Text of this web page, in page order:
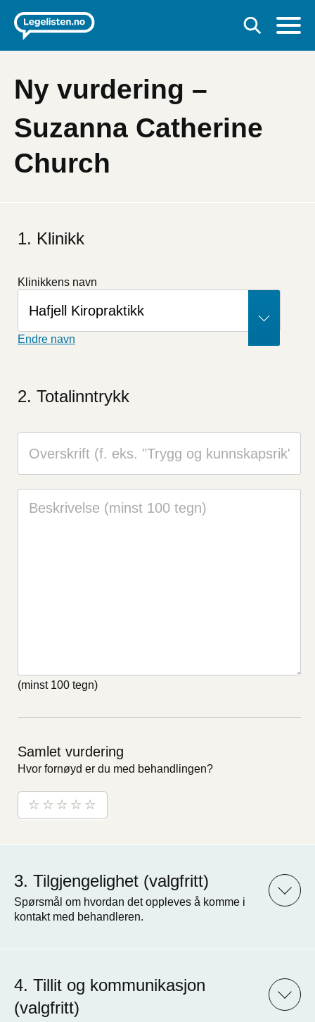
Ny vurdering –
Suzanna Catherine
Church
ignorere
dette
feltet
Klinikk
Klinikkens navn
Endre navn
Totalinntrykk
(minst 100 tegn)
Samlet vurdering
Hvor fornøyd er du med behandlingen?
Tilgjengelighet (valgfritt)
Spørsmål om hvordan det oppleves å komme i
kontakt med behandleren.
Tillit og kommunikasjon
(valgfritt)